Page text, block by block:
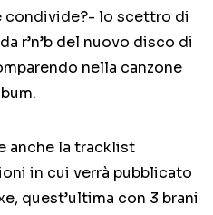
condivide?- lo scettro di
r’n’b del nuovo disco di
nella canzone
anche la tracklist
in cui verrà pubblicato
quest’ultima con 3 brani